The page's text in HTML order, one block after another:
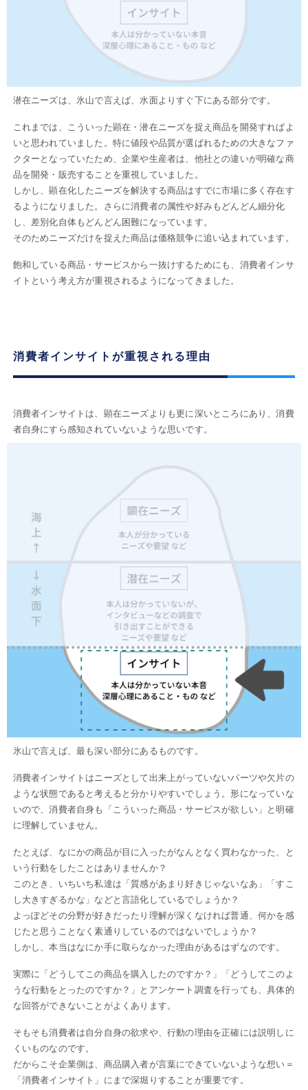
潜在ニーズは、氷山で言えば、水面よりすぐ下にある部分です。
これまでは、こういった顕在・潜在ニーズを捉え商品を開発すればよ
いと思われていました。特に値段や品質が選ばれるための大きなファ
クターとなっていたため、企業や生産者は、他社との違いが明確な商
品を開発・販売することを重視していました。
しかし、顕在化したニーズを解決する商品はすでに市場に多く存在す
るようになりました。さらに消費者の属性や好みもどんどん細分化
し、差別化自体もどんどん困難になっています。
そのためニーズだけを捉えた商品は価格競争に追い込まれています。
飽和している商品・サービスから一抜けするためにも、消費者インサ
イトという考え方が重視されるようになってきました。
消費者インサイトが重視される理由
消費者インサイトは、顕在ニーズよりも更に深いところにあり、消費
者自身にすら感知されていないような思いです。
氷山で言えば、最も深い部分にあるものです。
消費者インサイトはニーズとして出来上がっていないパーツや欠片の
ような状態であると考えると分かりやすいでしょう。形になっていな
いので、消費者自身も「こういった商品・サービスが欲しい」と明確
に理解していません。
たとえば、なにかの商品が目に入ったがなんとなく買わなかった、と
いう行動をしたことはありませんか？
このとき、いちいち私達は「質感があまり好きじゃないなあ」「すこ
し大きすぎるかな」などと言語化しているでしょうか？
よっぽどその分野が好きだったり理解が深くなければ普通、何かを感
じたと思うことなく素通りしているのではないでしょうか？
しかし、本当はなにか手に取らなかった理由があるはずなのです。
実際に「どうしてこの商品を購入したのですか？」「どうしてこのよ
うな行動をとったのですか？」とアンケート調査を行っても、具体的
な回答ができないことがよくあります。
そもそも消費者は自分自身の欲求や、行動の理由を正確には説明しに
くいものなのです。
だからこそ企業側は、商品購入者が言葉にできていないような想い＝
「消費者インサイト」にまで深堀りすることが重要です。